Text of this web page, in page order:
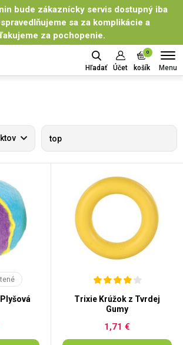
bude zákaznícky servis dostupný iba
sa za komplikácie a
za pochopenie.
Hľadať Účet
0
košík Menu
top
Trixie Krúžok z Tvrdej
Gumy
1,71 €